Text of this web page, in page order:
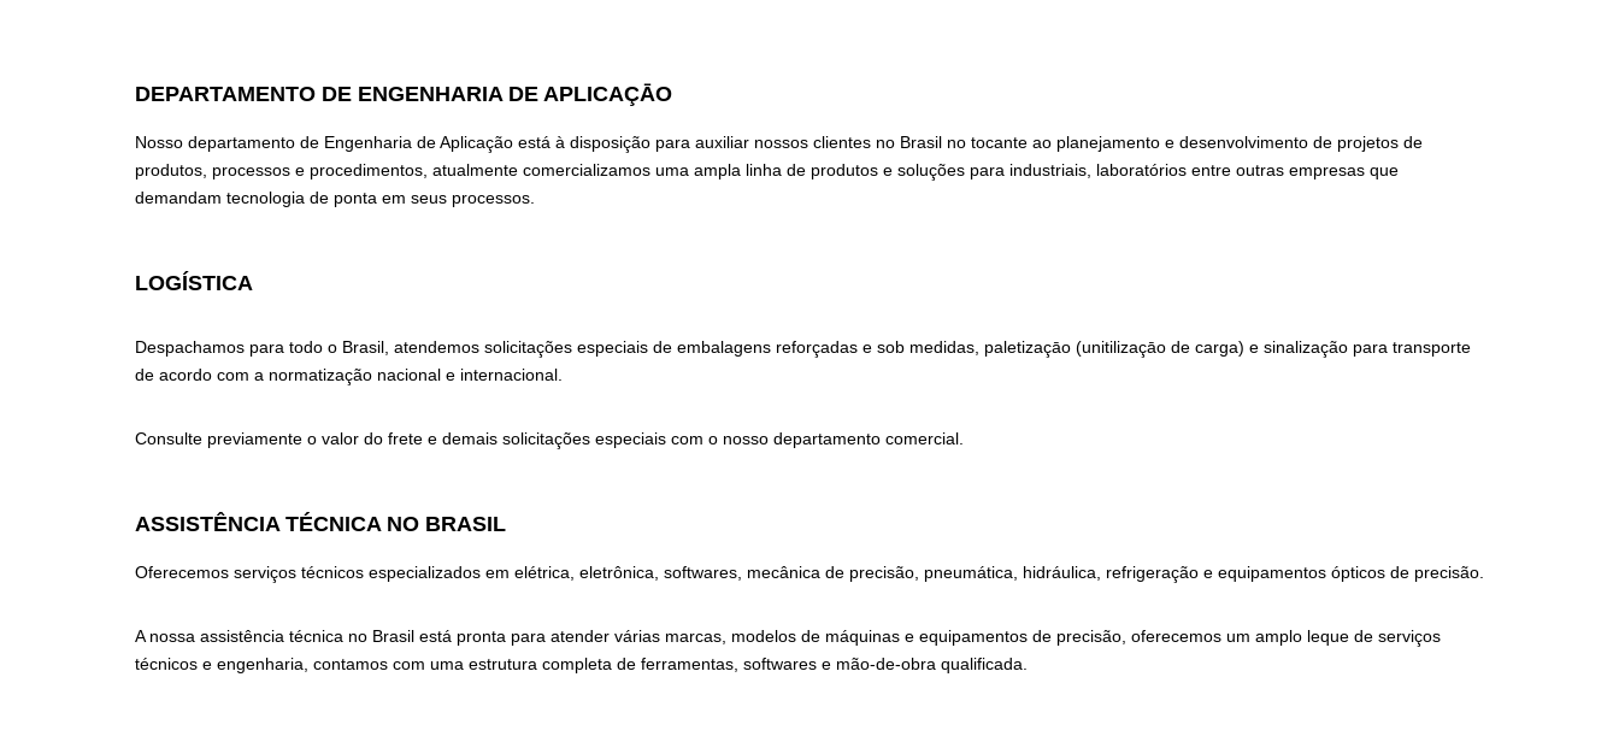
DEPARTAMENTO DE ENGENHARIA DE APLICAÇĀO
Nosso departamento de Engenharia de Aplicação está à disposição para auxiliar nossos clientes no Brasil no tocante ao planejamento e desenvolvimento de projetos de
produtos, processos e procedimentos, atualmente comercializamos uma ampla linha de produtos e soluções para industriais, laboratórios entre outras empresas que
demandam tecnologia de ponta em seus processos.
LOGÍSTICA
Despachamos para todo o Brasil, atendemos solicitações especiais de embalagens reforçadas e sob medidas, paletizaçāo (unitilizaçāo de carga) e sinalização para transporte
de acordo com a normatização nacional e internacional.
Consulte previamente o valor do frete e demais solicitações especiais com o nosso departamento comercial.
ASSISTÊNCIA TÉCNICA NO BRASIL
Oferecemos serviços técnicos especializados em elétrica, eletrônica, softwares, mecânica de precisão, pneumática, hidráulica, refrigeração e equipamentos ópticos de precisão.
A nossa assistência técnica no Brasil está pronta para atender várias marcas, modelos de máquinas e equipamentos de precisão, oferecemos um amplo leque de serviços
técnicos e engenharia, contamos com uma estrutura completa de ferramentas, softwares e mão-de-obra qualificada.